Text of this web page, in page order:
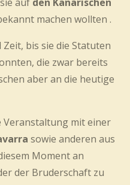
machen wollten .
bis sie die Statuten
die zwar bereits
aber an die heutige
Veranstaltung mit einer
sowie anderen aus
Moment an
der Bruderschaft zu